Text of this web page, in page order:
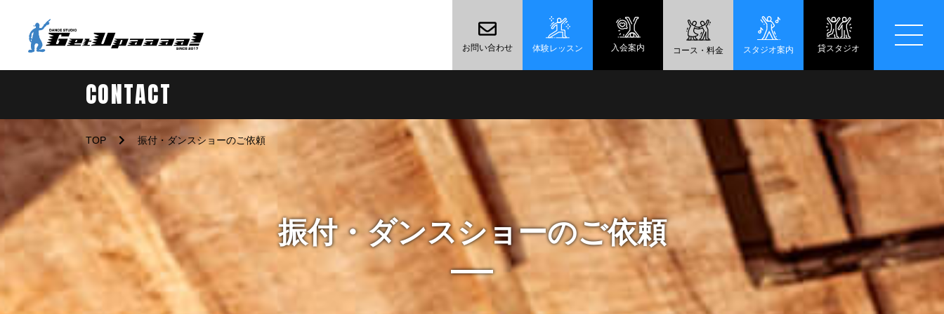
お問い合わせ 体験レッスン 入会案内 コース・料金 スタジオ案内 貸スタジオ
CONTACT
TOP 振付・ダンスショーのご依頼
振付・ダンスショーのご依頼